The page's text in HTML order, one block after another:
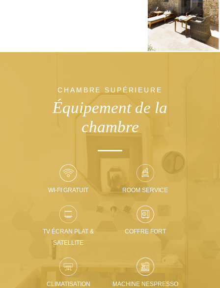
CHAMBRE SUPÉRIEURE
Équipement de la
chambre
WI-FI GRATUIT ROOM SERVICE
TV ÉCRAN PLAT &
SATELLITE
COFFRE FORT
CLIMATISATION
MACHINE NESPRESSO